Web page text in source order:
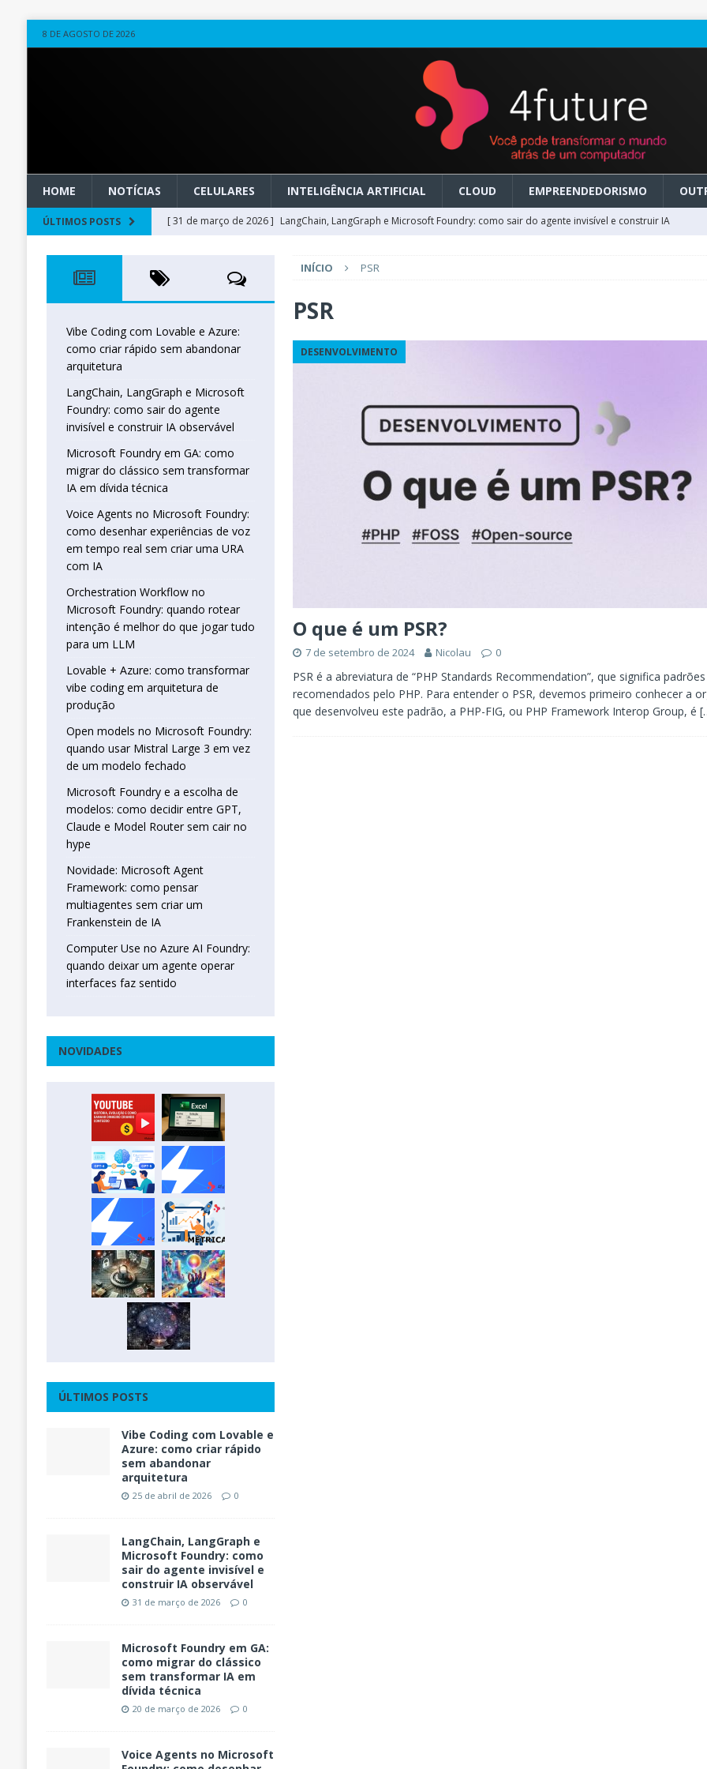
8 DE AGOSTO DE 2026
HOME NOTÍCIAS CELULARES INTELIGÊNCIA ARTIFICIAL CLOUD EMPREENDEDORISMO
ÚLTIMOS POSTS [ 31 de março de 2026 ] LangChain, LangGraph e Microsoft Foundry: como sair do agente invisível e construir IA
[ 20 de março de 2026 ]
Microsoft Foundry em GA: como migrar do clássico sem transformar IA em dívida
técnica
INTELIGÊNCIA ARTIFICIAL
[ 27 de fevereiro de 2026 ]
real sem criar uma URA com IA
INTELIGÊNCIA ARTIFICIAL
que jogar tudo para um LLM
INTELIGÊNCIA ARTIFICIAL
[ 25 de abril de 2026 ]
Vibe Coding com Lovable e Azure: como criar rápido sem abandonar arquitetura
INÍCIO PSR
PSR
DESENVOLVIMENTO
O que é um PSR?
7 de setembro de 2024 Nicolau 0
PSR é a abreviatura de “PHP Standards Recommendation”, que significa padrões
recomendados pelo PHP. Para entender o PSR, devemos primeiro conhecer a
que desenvolveu este padrão, a PHP-FIG, ou PHP Framework Interop Group, é
Vibe Coding com Lovable e Azure:
como criar rápido sem abandonar
arquitetura
LangChain, LangGraph e Microsoft
Foundry: como sair do agente
invisível e construir IA observável
Microsoft Foundry em GA: como
migrar do clássico sem transformar
IA em dívida técnica
Voice Agents no Microsoft Foundry:
como desenhar experiências de voz
em tempo real sem criar uma URA
com IA
Orchestration Workflow no
Microsoft Foundry: quando rotear
intenção é melhor do que jogar tudo
para um LLM
Lovable + Azure: como transformar
vibe coding em arquitetura de
produção
Open models no Microsoft Foundry:
quando usar Mistral Large 3 em vez
de um modelo fechado
Microsoft Foundry e a escolha de
modelos: como decidir entre GPT,
Claude e Model Router sem cair no
hype
Novidade: Microsoft Agent
Framework: como pensar
multiagentes sem criar um
Frankenstein de IA
Computer Use no Azure AI Foundry:
quando deixar um agente operar
interfaces faz sentido
NOVIDADES
ÚLTIMOS POSTS
Vibe Coding com Lovable e
Azure: como criar rápido
sem abandonar
arquitetura
25 de abril de 2026 0
LangChain, LangGraph e
Microsoft Foundry: como
sair do agente invisível e
construir IA observável
31 de março de 2026 0
Microsoft Foundry em GA:
como migrar do clássico
sem transformar IA em
dívida técnica
20 de março de 2026 0
Voice Agents no Microsoft